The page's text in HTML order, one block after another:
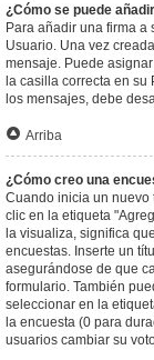
¿Cómo se puede
Para añadir una firma
Usuario. Una vez
mensaje. Puede
la casilla correcta en
los mensajes, debe
Arriba
¿Cómo creo una
Cuando inicia un nuevo
clic en la etiqueta
la visualiza, significa
encuestas. Inserte un
asegurándose de que
formulario. También
seleccionar en la
la encuesta (0 para
usuarios cambiar su